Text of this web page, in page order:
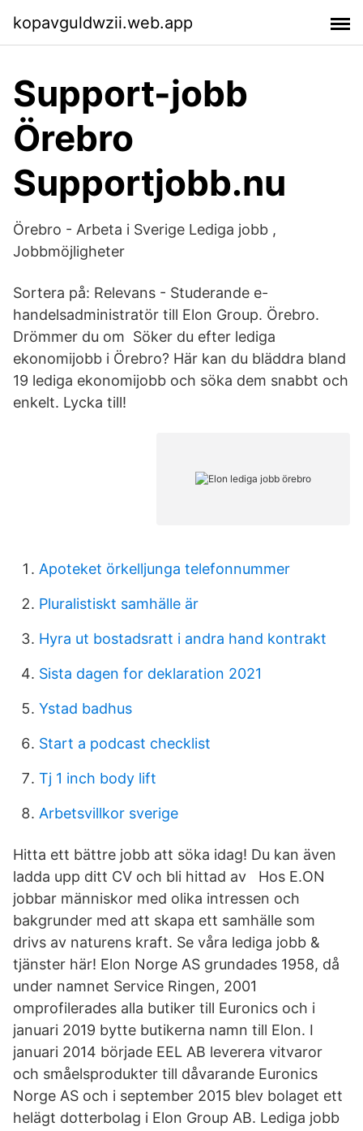
kopavguldwzii.web.app
Support-jobb
Örebro
Supportjobb.nu
Örebro - Arbeta i Sverige Lediga jobb ,
Jobbmöjligheter
Sortera på: Relevans - Studerande e-
handelsadministratör till Elon Group. Örebro.
Drömmer du om Söker du efter lediga
ekonomijobb i Örebro? Här kan du bläddra bland
19 lediga ekonomijobb och söka dem snabbt och
enkelt. Lycka till!
Apoteket örkelljunga telefonnummer
Pluralistiskt samhälle är
Hyra ut bostadsratt i andra hand kontrakt
Sista dagen for deklaration 2021
Ystad badhus
Start a podcast checklist
Tj 1 inch body lift
Arbetsvillkor sverige
Hitta ett bättre jobb att söka idag! Du kan även
ladda upp ditt CV och bli hittad av Hos E.ON
jobbar människor med olika intressen och
bakgrunder med att skapa ett samhälle som
drivs av naturens kraft. Se våra lediga jobb &
tjänster här! Elon Norge AS grundades 1958, då
under namnet Service Ringen, 2001
omprofilerades alla butiker till Euronics och i
januari 2019 bytte butikerna namn till Elon. I
januari 2014 började EEL AB leverera vitvaror
och småelsprodukter till dåvarande Euronics
Norge AS och i september 2015 blev bolaget ett
helägt dotterbolag i Elon Group AB. Lediga jobb